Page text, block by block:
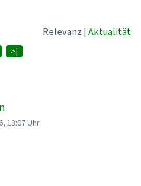
Relevanz | Aktualität
>|
13:07 Uhr